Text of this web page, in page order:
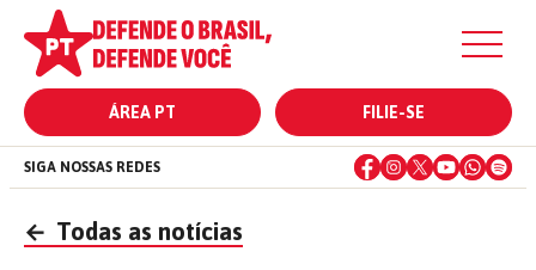
ÁREA PT FILIE-SE
SIGA NOSSAS REDES
← Todas as notícias